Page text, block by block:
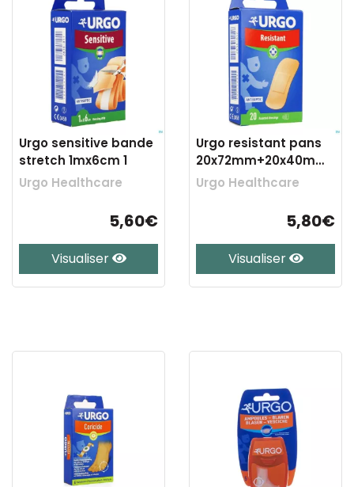
Urgo sensitive bande
stretch 1mx6cm 1
Urgo Healthcare
5,60€
Visualiser
Urgo resistant pans
20x72mm+20x40mm
20
Urgo Healthcare
5,80€
Visualiser